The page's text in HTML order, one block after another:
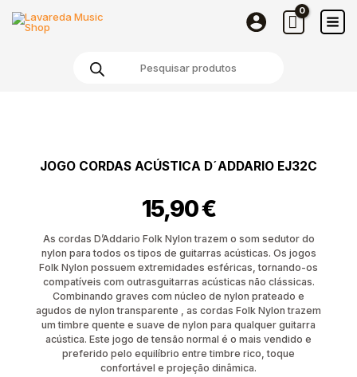
JOGO CORDAS ACÚSTICA D´ADDARIO EJ32C
15,90€
As cordas D’Addario Folk Nylon trazem o som sedutor do
nylon para todos os tipos de guitarras acústicas. Os jogos
Folk Nylon possuem extremidades esféricas, tornando-os
compatíveis com outrasguitarras acústicas não clássicas.
Combinando graves com núcleo de nylon prateado e
agudos de nylon transparente , as cordas Folk Nylon trazem
um timbre quente e suave de nylon para qualquer guitarra
acústica. Este jogo de tensão normal é o mais vendido e
preferido pelo equilíbrio entre timbre rico, toque
confortável e projeção dinâmica.
Cordas
Acústica
´Addario
Acústica